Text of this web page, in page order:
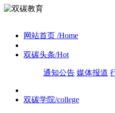
网站首页 /Home
双碳头条/Hot
通知公告 媒体报道
双碳学院/college